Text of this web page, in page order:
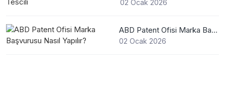
02 Ocak 2026
ABD Patent Ofisi Marka Başvurusu Nasıl Yapılır?
02 Ocak 2026